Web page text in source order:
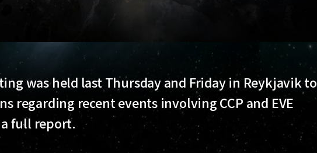
was held last Thursday and Friday in Reykjavik to
regarding recent events involving CCP and EVE
full report.